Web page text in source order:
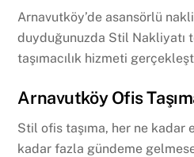
Arnavutköy’de asansörlü
duyduğunuzda Stil Nakliyatı
taşımacılık hizmeti
Arnavutköy Ofis
Stil ofis taşıma, her ne kadar
kadar fazla gündeme